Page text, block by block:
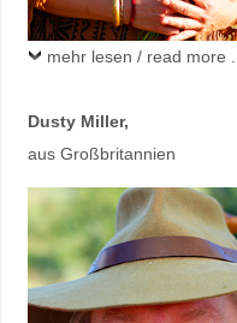
mehr lesen / read more ...
Dusty Miller,
aus Großbritannien